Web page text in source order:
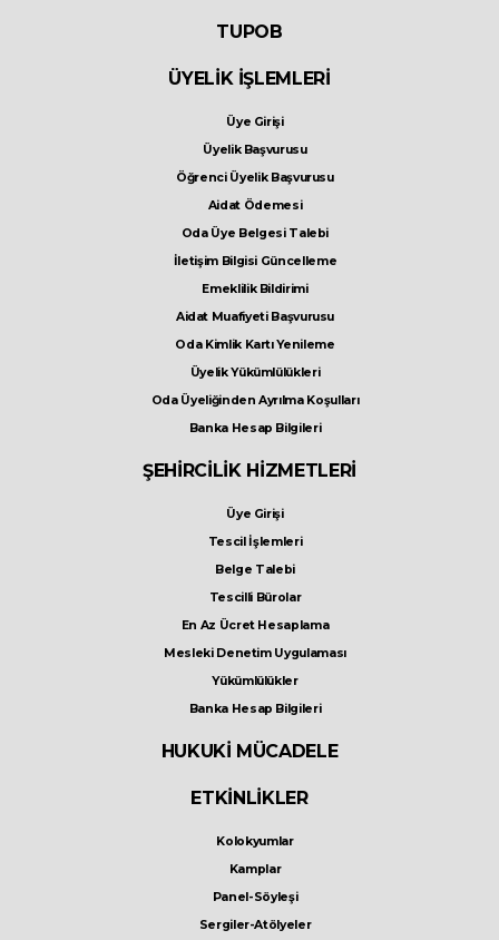
TUPOB
ÜYELİK İŞLEMLERİ
Üye Girişi
Üyelik Başvurusu
Öğrenci Üyelik Başvurusu
Aidat Ödemesi
Oda Üye Belgesi Talebi
İletişim Bilgisi Güncelleme
Emeklilik Bildirimi
Aidat Muafiyeti Başvurusu
Oda Kimlik Kartı Yenileme
Üyelik Yükümlülükleri
Oda Üyeliğinden Ayrılma Koşulları
Banka Hesap Bilgileri
ŞEHİRCİLİK HİZMETLERİ
Üye Girişi
Tescil İşlemleri
Belge Talebi
Tescilli Bürolar
En Az Ücret Hesaplama
Mesleki Denetim Uygulaması
Yükümlülükler
Banka Hesap Bilgileri
HUKUKİ MÜCADELE
ETKİNLİKLER
Kolokyumlar
Kamplar
Panel-Söyleşi
Sergiler-Atölyeler